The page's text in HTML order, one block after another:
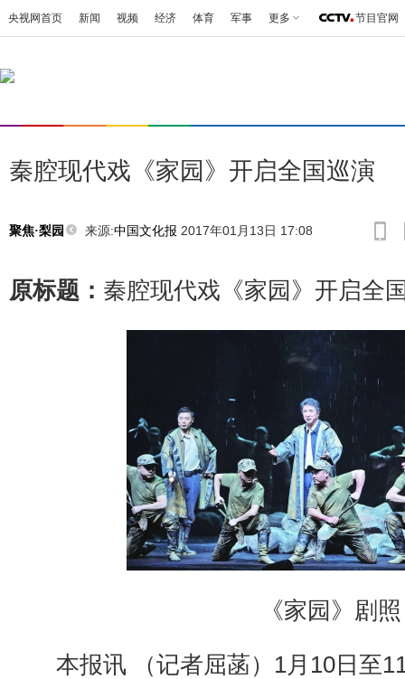
央视网首页 新闻 视频 经济 体育 军事 更多 节目官网
秦腔现代戏《家园》开启全国巡演
聚焦·梨园 来源:中国文化报 2017年01月13日 17:08
原标题： 秦腔现代戏《家园》开启全
《家园》剧照
本报讯 （记者屈菡）1月10日至